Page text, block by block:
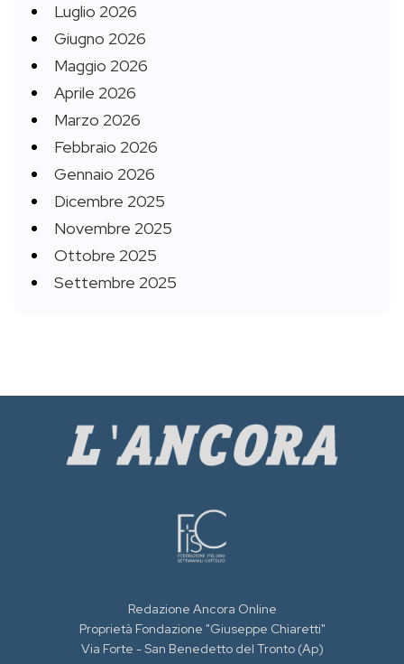
Luglio 2026
Giugno 2026
Maggio 2026
Aprile 2026
Marzo 2026
Febbraio 2026
Gennaio 2026
Dicembre 2025
Novembre 2025
Ottobre 2025
Settembre 2025
Redazione Ancora Online
Proprietà Fondazione "Giuseppe Chiaretti"
Via Forte - San Benedetto del Tronto (Ap)